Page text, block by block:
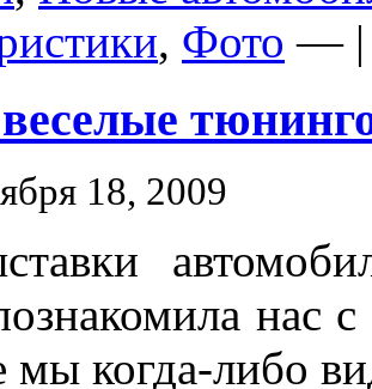
, Фото —
18, 2009
нас
мы когда-либо